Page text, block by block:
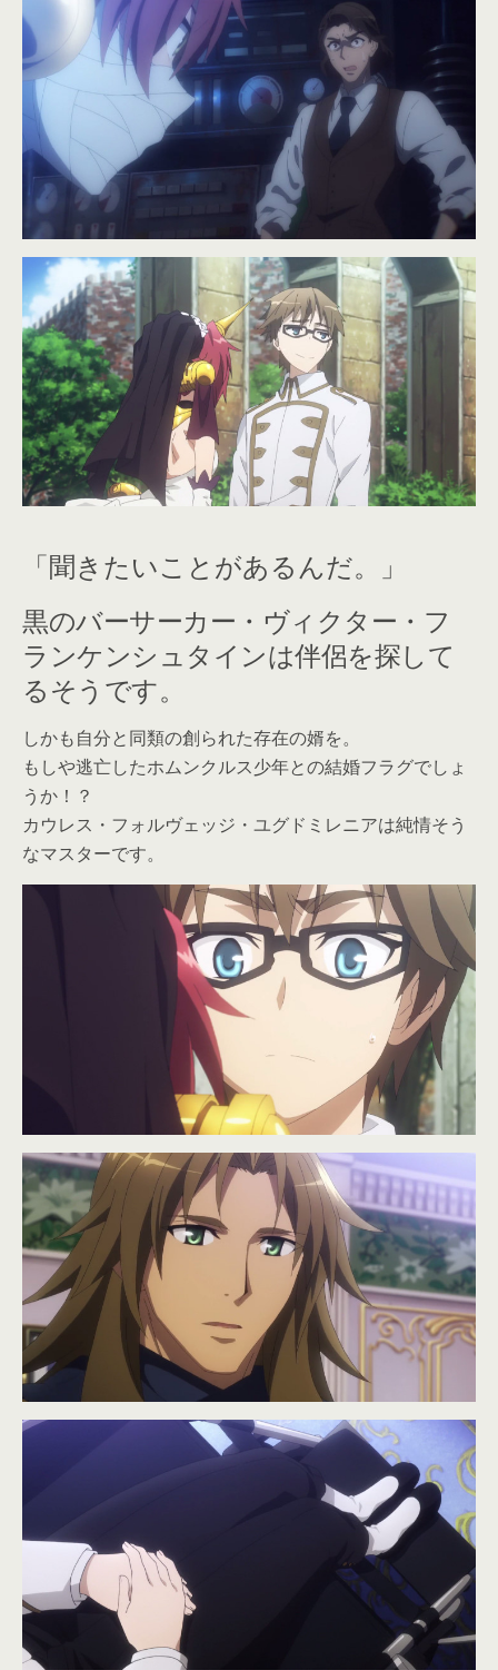
「聞きたいことがあるんだ。」
黒のバーサーカー・ヴィクター・フ
ランケンシュタインは伴侶を探して
るそうです。
しかも自分と同類の創られた存在の婿を。
もしや逃亡したホムンクルス少年との結婚フラグでしょ
うか！？
カウレス・フォルヴェッジ・ユグドミレニアは純情そう
なマスターです。